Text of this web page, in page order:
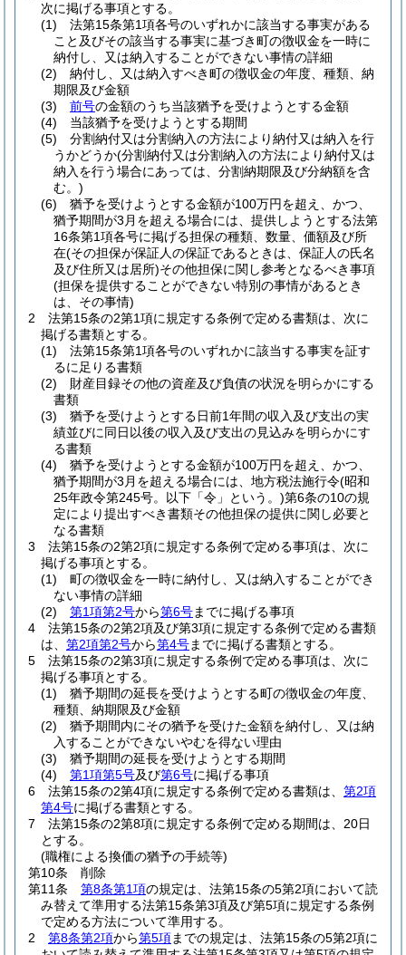
次に掲げる事項とする。
(1)
法第15条第1項各号のいずれかに該当する事実がある
こと及びその該当する事実に基づき町の徴収金を一時に
納付し、又は納入することができない事情の詳細
(2)
納付し、又は納入すべき町の徴収金の年度、種類、納
期限及び金額
(3)
前号の金額のうち当該猶予を受けようとする金額
(4)
当該猶予を受けようとする期間
(5)
分割納付又は分割納入の方法により納付又は納入を行
うかどうか(分割納付又は分割納入の方法により納付又は
納入を行う場合にあっては、分割納期限及び分納額を含
む。)
(6)
猶予を受けようとする金額が100万円を超え、かつ、
猶予期間が3月を超える場合には、提供しようとする法第
16条第1項各号に掲げる担保の種類、数量、価額及び所
在(その担保が保証人の保証であるときは、保証人の氏名
及び住所又は居所)その他担保に関し参考となるべき事項
(担保を提供することができない特別の事情があるとき
は、その事情)
2
法第15条の2第1項に規定する条例で定める書類は、次に
掲げる書類とする。
(1)
法第15条第1項各号のいずれかに該当する事実を証す
るに足りる書類
(2)
財産目録その他の資産及び負債の状況を明らかにする
書類
(3)
猶予を受けようとする日前1年間の収入及び支出の実
績並びに同日以後の収入及び支出の見込みを明らかにす
る書類
(4)
猶予を受けようとする金額が100万円を超え、かつ、
猶予期間が3月を超える場合には、地方税法施行令(昭和
25年政令第245号。以下「令」という。)第6条の10の規
定により提出すべき書類その他担保の提供に関し必要と
なる書類
3
法第15条の2第2項に規定する条例で定める事項は、次に
掲げる事項とする。
(1)
町の徴収金を一時に納付し、又は納入することができ
ない事情の詳細
(2)
第1項第2号から第6号までに掲げる事項
4
法第15条の2第2項及び第3項に規定する条例で定める書類
は、 第2項第2号から第4号までに掲げる書類とする。
5
法第15条の2第3項に規定する条例で定める事項は、次に
掲げる事項とする。
(1)
猶予期間の延長を受けようとする町の徴収金の年度、
種類、納期限及び金額
(2)
猶予期間内にその猶予を受けた金額を納付し、又は納
入することができないやむを得ない理由
(3)
猶予期間の延長を受けようとする期間
(4)
第1項第5号及び第6号に掲げる事項
6
法第15条の2第4項に規定する条例で定める書類は、 第2項
第4号に掲げる書類とする。
7
法第15条の2第8項に規定する条例で定める期間は、20日
とする。
(職権による換価の猶予の手続等)
第10条
削除
第11条
第8条第1項の規定は、法第15条の5第2項において読
み替えて準用する法第15条第3項及び第5項に規定する条例
で定める方法について準用する。
2
第8条第2項から第5項までの規定は、法第15条の5第2項に